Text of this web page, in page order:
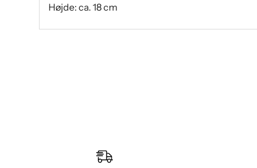
Højde: ca. 18 cm